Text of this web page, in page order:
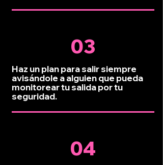
03
Haz un plan para salir siempre
avisándole a alguien que pueda
monitorear tu salida por tu
seguridad.
04